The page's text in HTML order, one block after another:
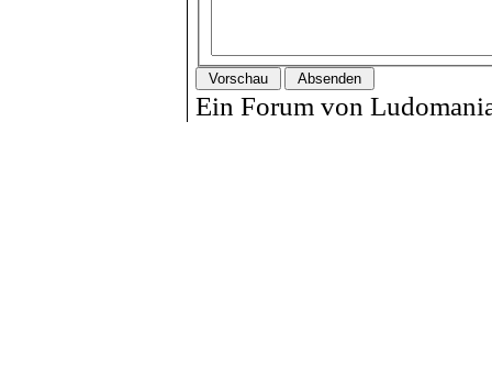
Ein Forum von